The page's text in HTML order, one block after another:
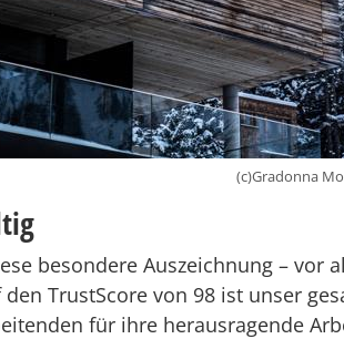
(c)Gradonna
besondere Auszeichnung –
TrustScore von 98 ist unser
für ihre herausragende